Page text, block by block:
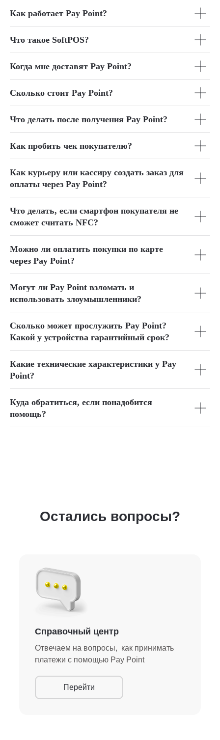
Как работает Pay Point?
Что такое SoftPOS?
Когда мне доставят Pay Point?
Сколько стоит Pay Point?
Что делать после получения Pay Point?
Как пробить чек покупателю?
Как курьеру или кассиру создать заказ для
оплаты через Pay Point?
Что делать, если смартфон покупателя не
сможет считать NFC?
Можно ли оплатить покупки по карте
через Pay Point?
Могут ли Pay Point взломать и
использовать злоумышленники?
Сколько может прослужить Pay Point?
Какой у устройства гарантийный срок?
Какие технические характеристики у Pay
Point?
Куда обратиться, если понадобится
помощь?
Остались вопросы?
Справочный центр
Отвечаем на вопросы, как принимать
платежи с помощью Pay Point
Перейти